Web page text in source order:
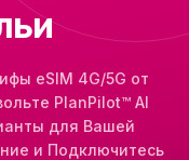
eSIM 4G/5G от
PlanPilot™ AI
для Вашей
и Подключитесь